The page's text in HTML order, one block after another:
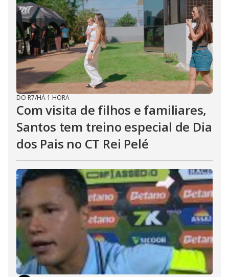
DO R7/HÁ 1 HORA
Com visita de filhos e familiares,
Santos tem treino especial de Dia
dos Pais no CT Rei Pelé